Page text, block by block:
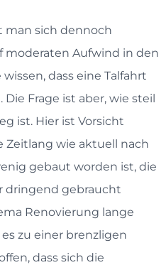
man sich dennoch
Aufwind in den
dass eine Talfahrt
Frage ist aber, wie steil
ist. Hier ist Vorsicht
wie aktuell nach
gebaut worden ist, die
dringend gebraucht
Renovierung lange
zu einer brenzligen
dass sich die